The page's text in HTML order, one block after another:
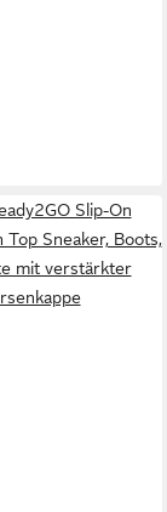
Slip-On
Top Sneaker, Boots,
mit verstärkter